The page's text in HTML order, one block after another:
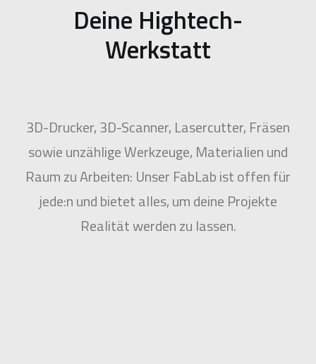
Deine Hightech-
Werkstatt
3D-Drucker, 3D-Scanner, Lasercutter, Fräsen
sowie unzählige Werkzeuge, Materialien und
Raum zu Arbeiten: Unser FabLab ist offen für
jede:n und bietet alles, um deine Projekte
Realität werden zu lassen.